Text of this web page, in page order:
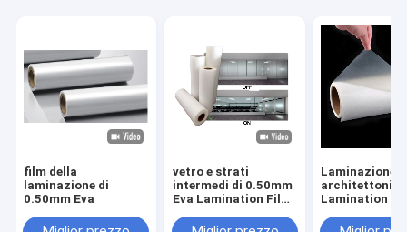
film della
laminazione di
0.50mm Eva
vetro e strati
intermedi di 0.50mm
Eva Lamination Film
Laminazione
architettonica
Lamination